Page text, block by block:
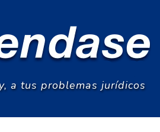
a tus problemas jurídicos